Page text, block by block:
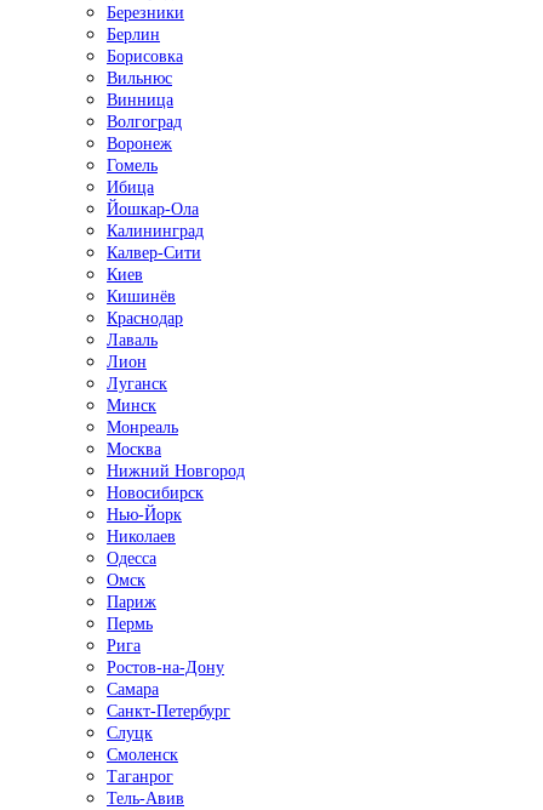
Березники
Берлин
Борисовка
Вильнюс
Винница
Волгоград
Воронеж
Гомель
Ибица
Йошкар-Ола
Калининград
Калвер-Сити
Киев
Кишинёв
Краснодар
Лаваль
Лион
Луганск
Минск
Монреаль
Москва
Нижний Новгород
Новосибирск
Нью-Йорк
Николаев
Одесса
Омск
Париж
Пермь
Рига
Ростов-на-Дону
Самара
Санкт-Петербург
Слуцк
Смоленск
Таганрог
Тель-Авив